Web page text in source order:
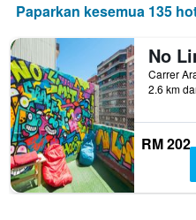
hari
yang
memaparkan
harga
purata
bilik
Paparkan kesemua 135
2.6 km
RM 202